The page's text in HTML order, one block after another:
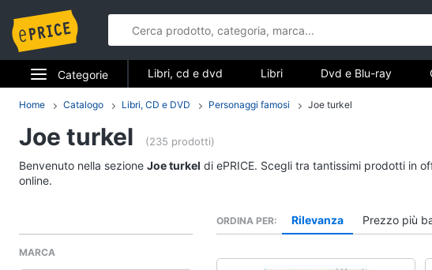
Categorie
Elettrodomestici
Informatica
Libri, cd e dvd
Libri di Cucina
Architettura
Libri, cd e dvd Libri Dvd e Blu-ray
Home Catalogo Libri, CD e DVD Personaggi famosi Joe turkel
Joe turkel (235 prodotti)
Benvenuto nella sezione Joe turkel di ePRICE. Scegli tra tantissimi prodotti in
online.
MARCA
ORDINA PER Rilevanza Prezzo più